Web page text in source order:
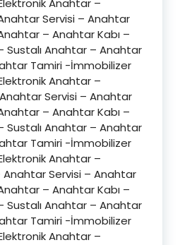
Anahtar –
Servisi – Anahtar
– Anahtar Kabı –
Sustalı Anahtar – Anahtar
Tamiri -İmmobilizer
Anahtar –
Servisi – Anahtar
– Anahtar Kabı –
Sustalı Anahtar – Anahtar
Tamiri -İmmobilizer
Anahtar –
Anahtar Servisi – Anahtar
– Anahtar Kabı –
Sustalı Anahtar – Anahtar
Tamiri -İmmobilizer
Anahtar –